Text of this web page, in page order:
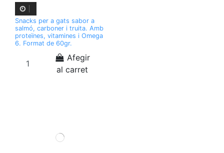
Snacks per a gats sabor a
salmó, carboner i truita. Amb
proteïnes, vitamines i Omega
6. Format de 60gr.
Afegir
al carret